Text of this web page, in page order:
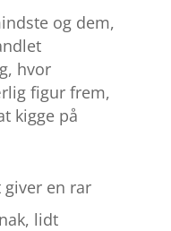
og dem,
hvor
figur frem,
kigge på
giver en rar
lidt